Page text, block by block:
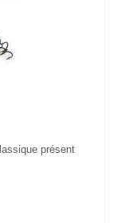
présent